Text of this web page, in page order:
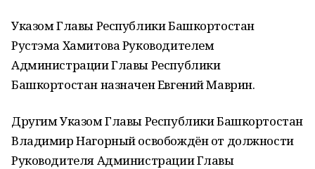
Указом Главы Республики Башкортостан
Рустэма Хамитова Руководителем
Администрации Главы Республики
Башкортостан назначен Евгений Маврин.
Другим Указом Главы Республики Башкортостан
Владимир Нагорный освобождён от должности
Руководителя Администрации Главы